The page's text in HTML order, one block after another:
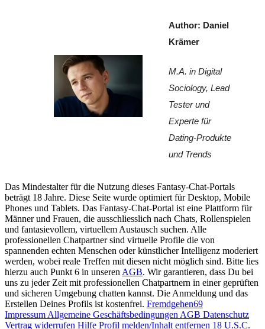
Author: Daniel
Krämer
M.A. in Digital
Sociology, Lead
Tester und
Experte für
Dating-Produkte
und Trends
Das Mindestalter für die Nutzung dieses Fantasy-Chat-Portals
beträgt 18 Jahre. Diese Seite wurde optimiert für Desktop, Mobile
Phones und Tablets. Das Fantasy-Chat-Portal ist eine Plattform für
Männer und Frauen, die ausschliesslich nach Chats, Rollenspielen
und fantasievollem, virtuellem Austausch suchen. Alle
professionellen Chatpartner sind virtuelle Profile die von
spannenden echten Menschen oder künstlicher Intelligenz moderiert
werden, wobei reale Treffen mit diesen nicht möglich sind. Bitte lies
hierzu auch Punkt 6 in unseren AGB. Wir garantieren, dass Du bei
uns zu jeder Zeit mit professionellen Chatpartnern in einer geprüften
und sicheren Umgebung chatten kannst. Die Anmeldung und das
Erstellen Deines Profils ist kostenfrei. Fremdgehen69
Impressum Allgemeine Geschäftsbedingungen AGB Datenschutz
Vertrag widerrufen Hilfe Profil melden/Inhalt entfernen 18 U.S.C.